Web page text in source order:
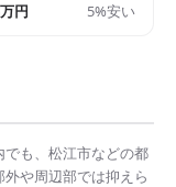
円 5%安い
も、 松江市などの都
や周辺部では抑えら